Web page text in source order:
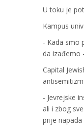
U toku je
Kampus
- Kada smo
da izađemo
Capital
- Jevrejske
ali i zbog
prije napada